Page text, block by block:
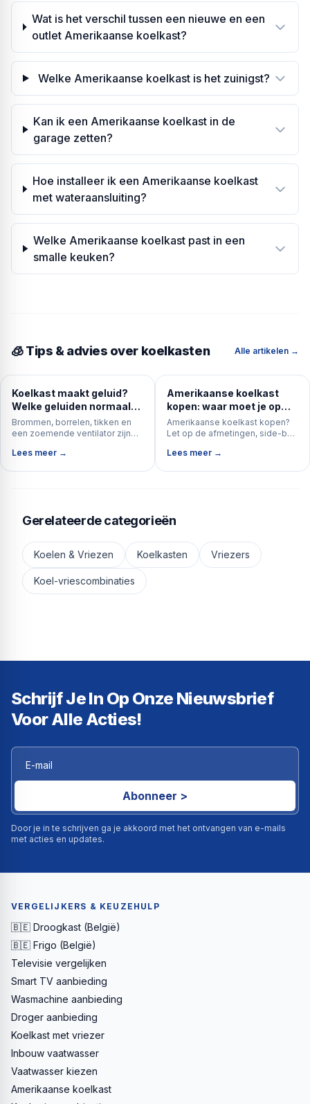
Wat is het verschil tussen een nieuwe en een
outlet Amerikaanse koelkast?
Welke Amerikaanse koelkast is het zuinigst?
Kan ik een Amerikaanse koelkast in de
garage zetten?
Hoe installeer ik een Amerikaanse koelkast
met wateraansluiting?
Welke Amerikaanse koelkast past in een
smalle keuken?
🧊 Tips & advies over koelkasten Alle artikelen →
Koelkast maakt geluid?
Welke geluiden normaal
zijn (en welke niet)
Brommen, borrelen, tikken en
een zoemende ventilator zijn
gieren of een plots veel luidere
Lees meer →
Amerikaanse koelkast
kopen: waar moet je op
letten?
Amerikaanse koelkast kopen?
Let op de afmetingen, side-by-
geen wateraansluiting, No Frost
Lees meer →
Gerelateerde categorieën
Koelen & Vriezen Koelkasten Vriezers
Koel-vriescombinaties
Schrijf Je In Op Onze Nieuwsbrief
Voor Alle Acties!
Abonneer >
Door je in te schrijven ga je akkoord met het ontvangen van e-mails
met acties en updates.
VERGELIJKERS & KEUZEHULP
🇧🇪 Droogkast (België)
🇧🇪 Frigo (België)
Televisie vergelijken
Smart TV aanbieding
Wasmachine aanbieding
Droger aanbieding
Koelkast met vriezer
Inbouw vaatwasser
Vaatwasser kiezen
Amerikaanse koelkast